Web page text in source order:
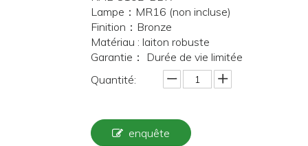
Lampe：MR16 (non incluse)
Finition：Bronze
Matériau : laiton robuste
Garantie： Durée de vie limitée
Quantité:
enquête